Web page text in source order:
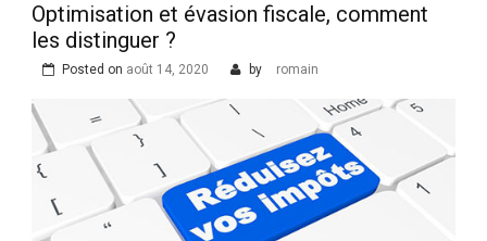
lord of your sea pokie
Harbors Mercantile
Office Solutions Pvt
Optimisation et évasion fiscale, comment
les distinguer ?
Posted on août 14, 2020 by romain